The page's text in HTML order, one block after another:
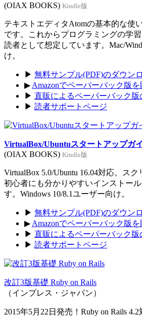
(OIAX BOOKS) Kindle版
テキストエディタAtomの基本的な使
です。これからプログラミングの学
読者として想定しています。Mac/
け。
▶ 無料サンプル(PDF)のダウン
▶ Amazonでペーパーバック版を
▶ 直販によるペーパーバック版
▶ 読者サポートページ
VirtualBox/Ubuntuスタートアップガ
(OIAX BOOKS) Kindle版
VirtualBox 5.0/Ubuntu 16.04対応。ス
初心者にも分かりやすいインストー
す。Windows 10/8.1ユーザー向け。
▶ 無料サンプル(PDF)のダウン
▶ Amazonでペーパーバック版を
▶ 直販によるペーパーバック版
▶ 読者サポートページ
改訂3版基礎 Ruby on Rails
（インプレス・ジャパン）
2015年5月22日発売！Ruby on Rails 4.2